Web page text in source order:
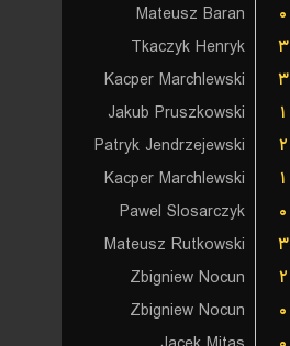
Mateusz Baran
۰
Tkaczyk Henryk
۳
Kacper Marchlewski
۳
Jakub Pruszkowski
۱
Patryk Jendrzejewski
۲
Kacper Marchlewski
۱
Pawel Slosarczyk
۰
Mateusz Rutkowski
۳
Zbigniew Nocun
۲
Zbigniew Nocun
۰